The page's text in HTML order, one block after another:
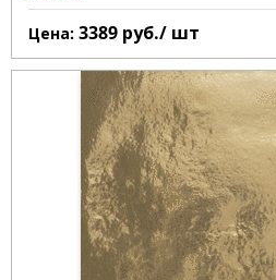
Цена: 3389 руб./ шт